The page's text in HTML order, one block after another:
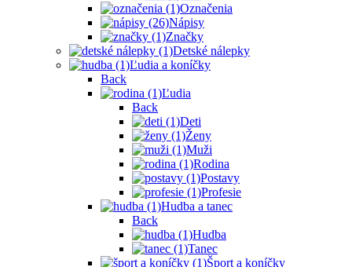
Označenia
Nápisy
Značky
Detské nálepky
Ľudia a koníčky
Back
Ľudia
Back
Deti
Ženy
Muži
Rodina
Postavy
Profesie
Hudba a tanec
Back
Hudba
Tanec
Šport a koníčky